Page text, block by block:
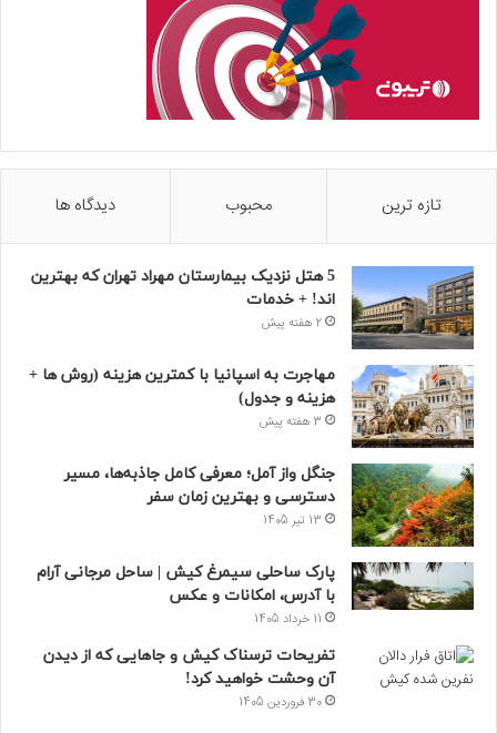
تازه ترین محبوب دیدگاه ها
5 هتل نزدیک بیمارستان مهراد تهران که بهترین‌
اند! + خدمات
2 هفته پیش
مهاجرت به اسپانیا با کمترین هزینه (روش ها +
هزینه و جدول)
3 هفته پیش
جنگل واز آمل؛ معرفی کامل جاذبه‌ها، مسیر
دسترسی و بهترین زمان سفر
13 تیر 1405
پارک ساحلی سیمرغ کیش | ساحل مرجانی آرام
با آدرس، امکانات و عکس
11 خرداد 1405
تفریحات ترسناک کیش و جاهایی که از دیدن
آن وحشت خواهید کرد!
30 فروردین 1405